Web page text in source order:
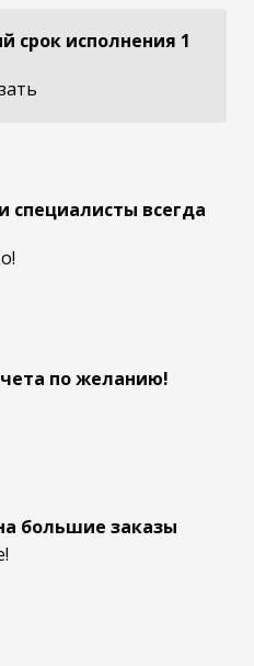
срок исполнения 1
специалисты всегда
по желанию!
большие заказы